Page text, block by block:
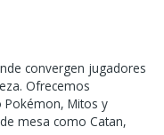
convergen jugadores
Ofrecemos
Pokémon, Mitos y
mesa como Catan,